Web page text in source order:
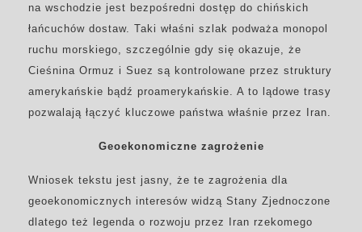
na wschodzie jest bezpośredni dostęp do chińskich
łańcuchów dostaw. Taki właśni szlak podważa monopol
ruchu morskiego, szczególnie gdy się okazuje, że
Cieśnina Ormuz i Suez są kontrolowane przez struktury
amerykańskie bądź proamerykańskie. A to lądowe trasy
pozwalają łączyć kluczowe państwa właśnie przez Iran.
Geoekonomiczne zagrożenie
Wniosek tekstu jest jasny, że te zagrożenia dla
geoekonomicznych interesów widzą Stany Zjednoczone
dlatego też legenda o rozwoju przez Iran rzekomego